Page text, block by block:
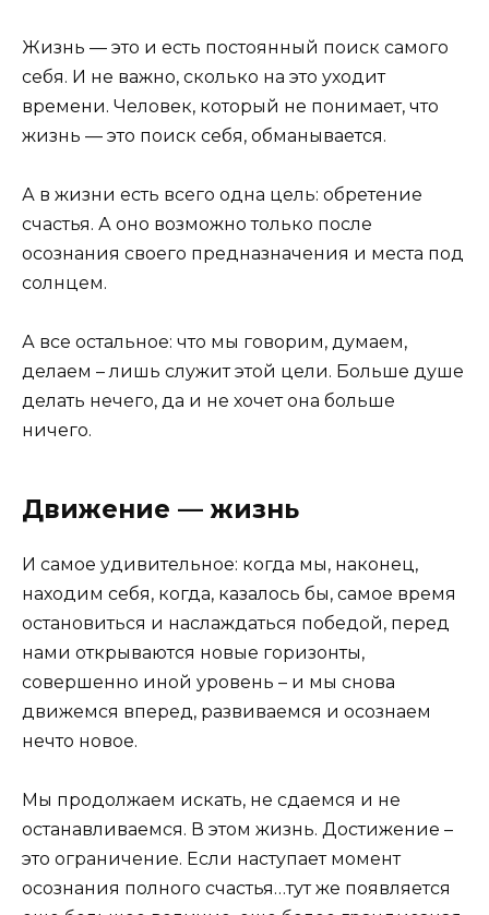
Жизнь — это и есть постоянный поиск самого
себя. И не важно, сколько на это уходит
времени. Человек, который не понимает, что
жизнь — это поиск себя, обманывается.
А в жизни есть всего одна цель: обретение
счастья. А оно возможно только после
осознания своего предназначения и места под
солнцем.
А все остальное: что мы говорим, думаем,
делаем – лишь служит этой цели. Больше душе
делать нечего, да и не хочет она больше
ничего.
Движение — жизнь
И самое удивительное: когда мы, наконец,
находим себя, когда, казалось бы, самое время
остановиться и наслаждаться победой, перед
нами открываются новые горизонты,
совершенно иной уровень – и мы снова
движемся вперед, развиваемся и осознаем
нечто новое.
Мы продолжаем искать, не сдаемся и не
останавливаемся. В этом жизнь. Достижение –
это ограничение. Если наступает момент
осознания полного счастья…тут же появляется